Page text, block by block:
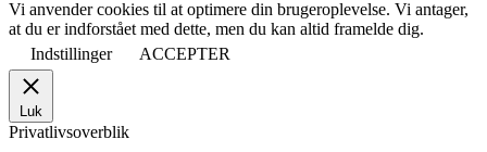
Vi anvender cookies til at optimere din brugeroplevelse. Vi antager,
at du er indforstået med dette, men du kan altid framelde dig.
Indstillinger
ACCEPTER
Luk
Privatlivsoverblik